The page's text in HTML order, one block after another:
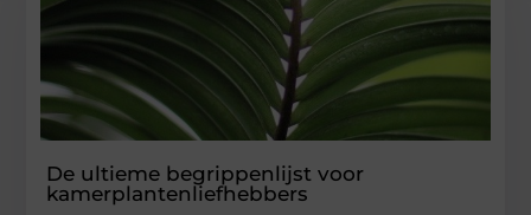
De ultieme begrippenlijst voor
kamerplantenliefhebbers